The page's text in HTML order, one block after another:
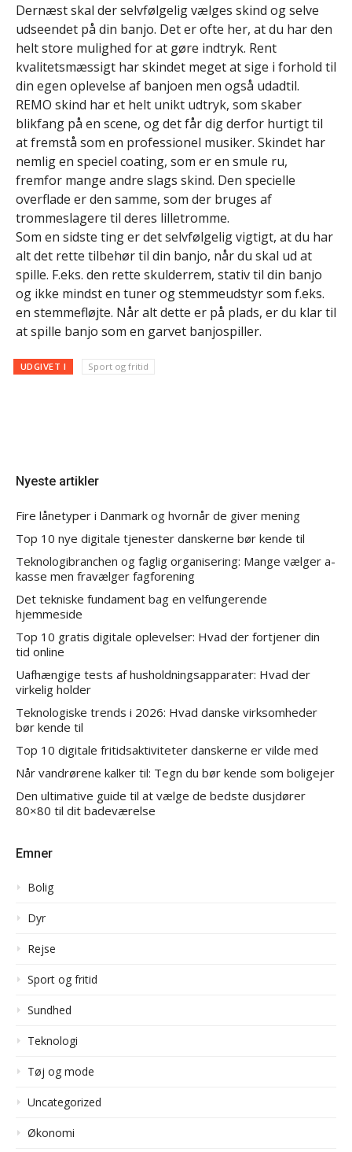
Dernæst skal der selvfølgelig vælges skind og selve
udseendet på din banjo. Det er ofte her, at du har den
helt store mulighed for at gøre indtryk. Rent
kvalitetsmæssigt har skindet meget at sige i forhold til
din egen oplevelse af banjoen men også udadtil.
REMO skind har et helt unikt udtryk, som skaber
blikfang på en scene, og det får dig derfor hurtigt til
at fremstå som en professionel musiker. Skindet har
nemlig en speciel coating, som er en smule ru,
fremfor mange andre slags skind. Den specielle
overflade er den samme, som der bruges af
trommeslagere til deres lilletromme.
Som en sidste ting er det selvfølgelig vigtigt, at du har
alt det rette tilbehør til din banjo, når du skal ud at
spille. F.eks. den rette skulderrem, stativ til din banjo
og ikke mindst en tuner og stemmeudstyr som f.eks.
en stemmefløjte. Når alt dette er på plads, er du klar til
at spille banjo som en garvet banjospiller.
UDGIVET I Sport og fritid
Nyeste artikler
Fire lånetyper i Danmark og hvornår de giver mening
Top 10 nye digitale tjenester danskerne bør kende til
Teknologibranchen og faglig organisering: Mange vælger a-
kasse men fravælger fagforening
Det tekniske fundament bag en velfungerende
hjemmeside
Top 10 gratis digitale oplevelser: Hvad der fortjener din
tid online
Uafhængige tests af husholdningsapparater: Hvad der
virkelig holder
Teknologiske trends i 2026: Hvad danske virksomheder
bør kende til
Top 10 digitale fritidsaktiviteter danskerne er vilde med
Når vandrørene kalker til: Tegn du bør kende som boligejer
Den ultimative guide til at vælge de bedste dusjdører
80×80 til dit badeværelse
Emner
Bolig
Dyr
Rejse
Sport og fritid
Sundhed
Teknologi
Tøj og mode
Uncategorized
Økonomi